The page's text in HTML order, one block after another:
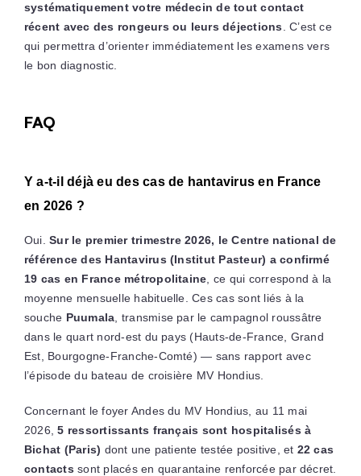
systématiquement votre médecin de tout contact
récent avec des rongeurs ou leurs déjections . C’est ce
qui permettra d’orienter immédiatement les examens vers
le bon diagnostic.
FAQ
Y a-t-il déjà eu des cas de hantavirus en France
en 2026 ?
Oui.Sur le premier trimestre 2026, le Centre national de
référence des Hantavirus (Institut Pasteur) a confirmé
19 cas en France métropolitaine , ce qui correspond à la
moyenne mensuelle habituelle. Ces cas sont liés à la
souche Puumala , transmise par le campagnol roussâtre
dans le quart nord-est du pays (Hauts-de-France, Grand
Est, Bourgogne-Franche-Comté) — sans rapport avec
l’épisode du bateau de croisière MV Hondius.
Concernant le foyer Andes du MV Hondius, au 11 mai
2026,5 ressortissants français sont hospitalisés à
Bichat (Paris) dont une patiente testée positive, et 22 cas
contacts sont placés en quarantaine renforcée par décret.